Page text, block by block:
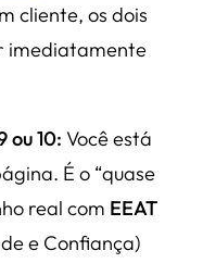
cliente, os dois
imediatamente
ou 10: Você está
É o “quase
real com EEAT
e Confiança)